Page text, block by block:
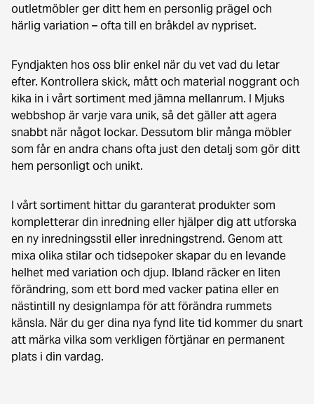
outletmöbler ger ditt hem en personlig prägel och
härlig variation – ofta till en bråkdel av nypriset.
Fyndjakten hos oss blir enkel när du vet vad du letar
efter. Kontrollera skick, mått och material noggrant och
kika in i vårt sortiment med jämna mellanrum. I Mjuks
webbshop är varje vara unik, så det gäller att agera
snabbt när något lockar. Dessutom blir många möbler
som får en andra chans ofta just den detalj som gör ditt
hem personligt och unikt.
I vårt sortiment hittar du garanterat produkter som
kompletterar din inredning eller hjälper dig att utforska
en ny inredningsstil eller inredningstrend. Genom att
mixa olika stilar och tidsepoker skapar du en levande
helhet med variation och djup. Ibland räcker en liten
förändring, som ett bord med vacker patina eller en
nästintill ny designlampa för att förändra rummets
känsla. När du ger dina nya fynd lite tid kommer du snart
att märka vilka som verkligen förtjänar en permanent
plats i din vardag.